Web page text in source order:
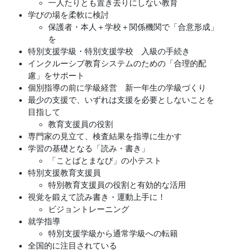
一人たりとも置き去りにしない教育
学びの場を柔軟に検討
保護者・本人＋学校＋関係機関で「合意形成」
を
特別支援学級・特別支援学校 入級の手続き
インクルーシブ教育システムのための「合理的配
慮」をサポート
個別指導の前に学級経営 新一年生の学級づくり
最少の支援で、いずれは支援を必要としないことを
目指して
教育支援員の役割
専門家の見立て、検査結果を指導に生かす
学習の基礎となる「読み・書き」
「ことばとまなび」の小テスト
特別支援教育支援員
特別教育支援員の役割と有効的な活用
視覚を鍛えて読み書き・運動上手に！
ビジョントレーニング
就学指導
特別支援学級から通常学級への転籍
全国的に注目されている